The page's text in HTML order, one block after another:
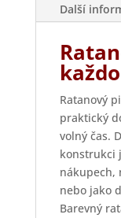
Další
Ratanový
praktický
volný čas.
konstrukci
nebo jako
Barevný